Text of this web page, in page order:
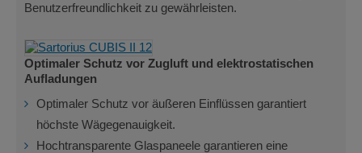
Benutzerfreundlichkeit zu gewährleisten.
Optimaler Schutz vor Zugluft und elektrostatischen
Aufladungen
Optimaler Schutz vor äußeren Einflüssen garantiert
höchste Wägegenauigkeit.
Hochtransparente Glaspaneele garantieren eine